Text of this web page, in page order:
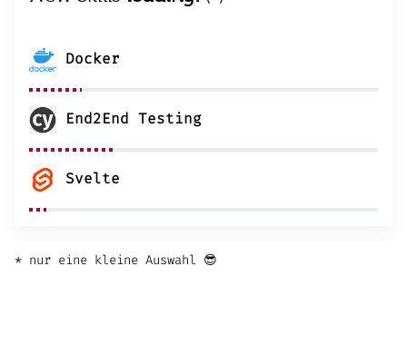
Docker
End2End Testing
Svelte
* nur eine kleine Auswahl 😎